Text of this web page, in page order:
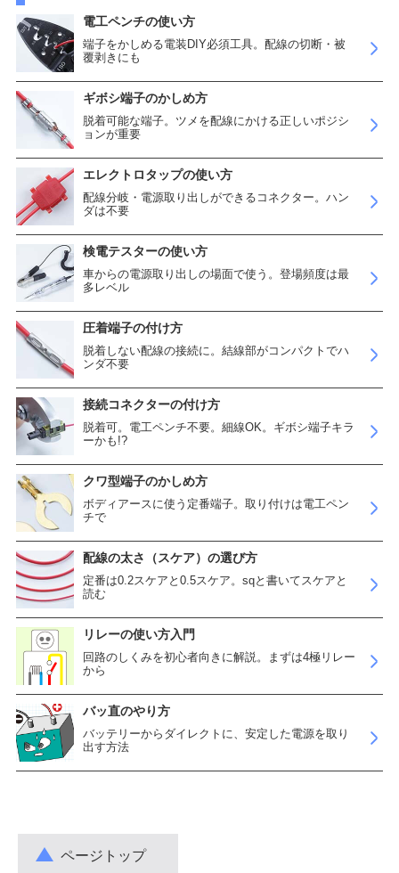
電工ペンチの使い方
端子をかしめる電装DIY必須工具。配線の切断・被
覆剥きにも
ギボシ端子のかしめ方
脱着可能な端子。ツメを配線にかける正しいポジシ
ョンが重要
エレクトロタップの使い方
配線分岐・電源取り出しができるコネクター。ハン
ダは不要
検電テスターの使い方
車からの電源取り出しの場面で使う。登場頻度は最
多レベル
圧着端子の付け方
脱着しない配線の接続に。結線部がコンパクトでハ
ンダ不要
接続コネクターの付け方
脱着可。電工ペンチ不要。細線OK。ギボシ端子キラ
ーかも!?
クワ型端子のかしめ方
ボディアースに使う定番端子。取り付けは電工ペン
チで
配線の太さ（スケア）の選び方
定番は0.2スケアと0.5スケア。sqと書いてスケアと
読む
リレーの使い方入門
回路のしくみを初心者向きに解説。まずは4極リレー
から
バッ直のやり方
バッテリーからダイレクトに、安定した電源を取り
出す方法
ページトップ